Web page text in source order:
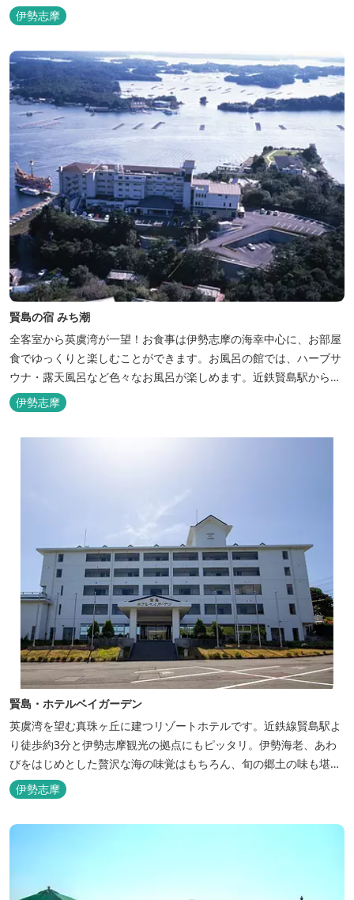
後は『ハーゲンダッツ食べ放題』 夕食は松阪牛や伊勢海老を贅沢に
使用した「三重ブランドBBQプラン」や、1人前350ｇと食べ応え
す。...
伊勢志摩
賢島の宿 みち潮
全客室から英虞湾が一望！お食事は伊勢志摩の海幸中心に、お部屋
食でゆっくりと楽しむことができます。お風呂の館では、ハーブサ
ウナ・露天風呂など色々なお風呂が楽しめます。近鉄賢島駅から歩
いて5分と好立地です。
伊勢志摩
賢島・ホテルベイガーデン
英虞湾を望む真珠ヶ丘に建つリゾートホテルです。近鉄線賢島駅よ
り徒歩約3分と伊勢志摩観光の拠点にもピッタリ。伊勢海老、あわ
びをはじめとした贅沢な海の味覚はもちろん、旬の郷土の味も堪能
できます。
伊勢志摩